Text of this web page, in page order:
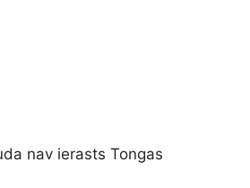
nav ierasts Tongas